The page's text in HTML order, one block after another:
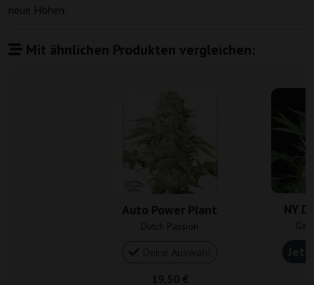
neue Höhen.
Mit ähnlichen Produkten vergleichen:
Auto Power Plant
Dutch Passion
NY